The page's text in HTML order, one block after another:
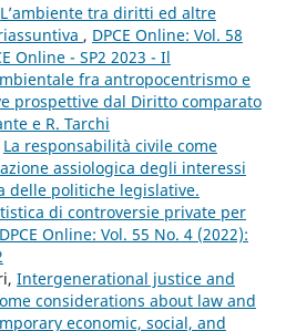
L’ambiente tra diritti ed altre
, DPCE Online: Vol. 58
Online - SP2 2023 - Il
fra antropocentrismo e
prospettive dal Diritto comparato
e R. Tarchi
La responsabilità civile come
assiologica degli interessi
delle politiche legislative.
di controversie private per
DPCE Online: Vol. 55 No. 4 (2022):
Intergenerational justice and
considerations about law and
economic, social, and